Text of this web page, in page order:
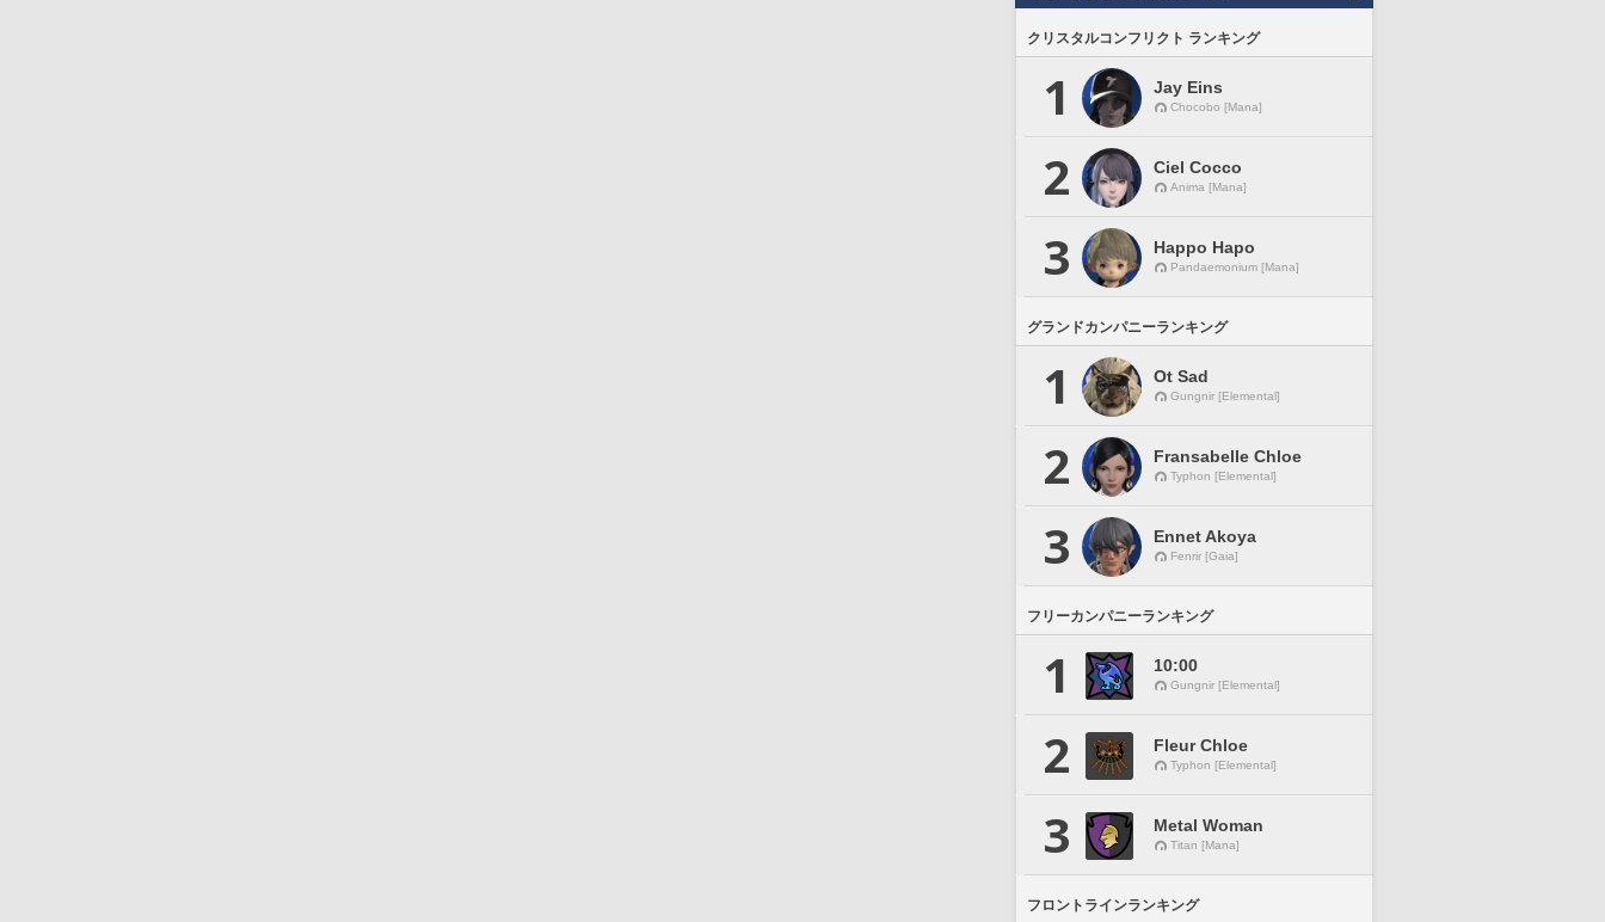
クリスタルコンフリクト ランキング
1 Jay Eins
Chocobo [Mana]
2 Ciel Cocco
Anima [Mana]
3 Happo Hapo
Pandaemonium [Mana]
グランドカンパニーランキング
1 Ot Sad
Gungnir [Elemental]
2 Fransabelle Chloe
Typhon [Elemental]
3 Ennet Akoya
Fenrir [Gaia]
フリーカンパニーランキング
1 10:00
Gungnir [Elemental]
2 Fleur Chloe
Typhon [Elemental]
3 Metal Woman
Titan [Mana]
フロントラインランキング